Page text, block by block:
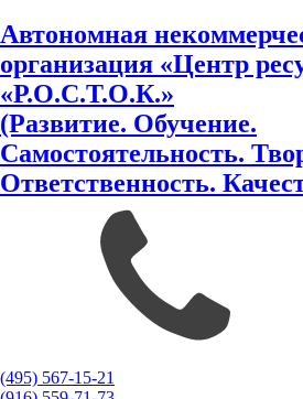
Автономная
организация «Центр
«Р.О.С.Т.О.К.»
(Развитие. Обучение.
Самостоятельность.
Ответственность.
(495) 567-15-21